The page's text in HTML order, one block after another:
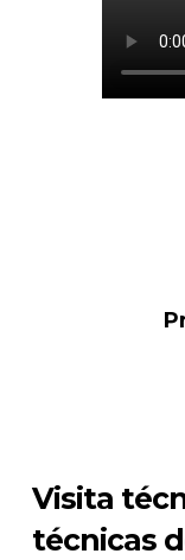
Visita
técnicas